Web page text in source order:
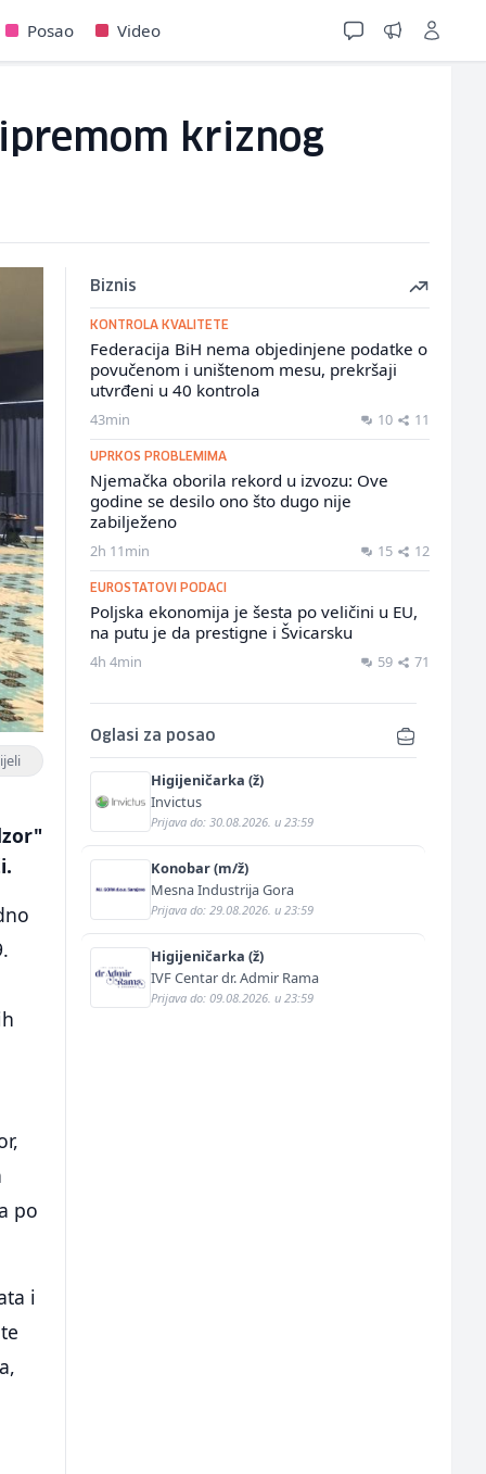
Posao Video
kriznog
po
i
Biznis
KONTROLA KVALITETE
Federacija BiH nema objedinjene podatke o
povučenom i uništenom mesu, prekršaji
utvrđeni u 40 kontrola
43min 10 11
UPRKOS PROBLEMIMA
Njemačka oborila rekord u izvozu: Ove
godine se desilo ono što dugo nije
zabilježeno
2h 11min 15 12
EUROSTATOVI PODACI
Poljska ekonomija je šesta po veličini u EU,
na putu je da prestigne i Švicarsku
4h 4min 59 71
Oglasi za posao
Higijeničarka (ž)
Invictus
Prijava do: 30.08.2026. u 23:59
Konobar (m/ž)
Mesna Industrija Gora
Prijava do: 29.08.2026. u 23:59
Higijeničarka (ž)
IVF Centar dr. Admir Rama
Prijava do: 09.08.2026. u 23:59